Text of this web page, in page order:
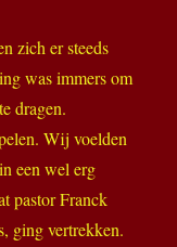
zich er steeds
was immers om
dragen.
Wij voelden
een wel erg
pastor Franck
ging vertrekken.